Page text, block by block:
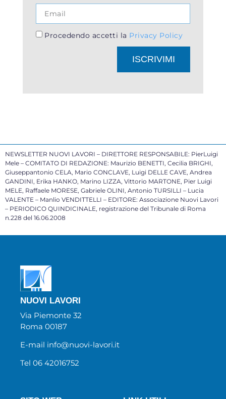
Procedendo accetti la Privacy Policy
ISCRIVIMI
NEWSLETTER NUOVI LAVORI – DIRETTORE RESPONSABILE: PierLuigi
Mele – COMITATO DI REDAZIONE: Maurizio BENETTI, Cecilia BRIGHI,
Giuseppantonio CELA, Mario CONCLAVE, Luigi DELLE CAVE, Andrea
GANDINI, Erika HANKO, Marino LIZZA, Vittorio MARTONE, Pier Luigi
MELE, Raffaele MORESE, Gabriele OLINI, Antonio TURSILLI – Lucia
VALENTE – Manlio VENDITTELLI – EDITORE: Associazione Nuovi Lavori
– PERIODICO QUINDICINALE, registrazione del Tribunale di Roma
n.228 del 16.06.2008
NUOVI LAVORI
Via Piemonte 32
Roma 00187
E-mail info@nuovi-lavori.it
Tel 06 42016752